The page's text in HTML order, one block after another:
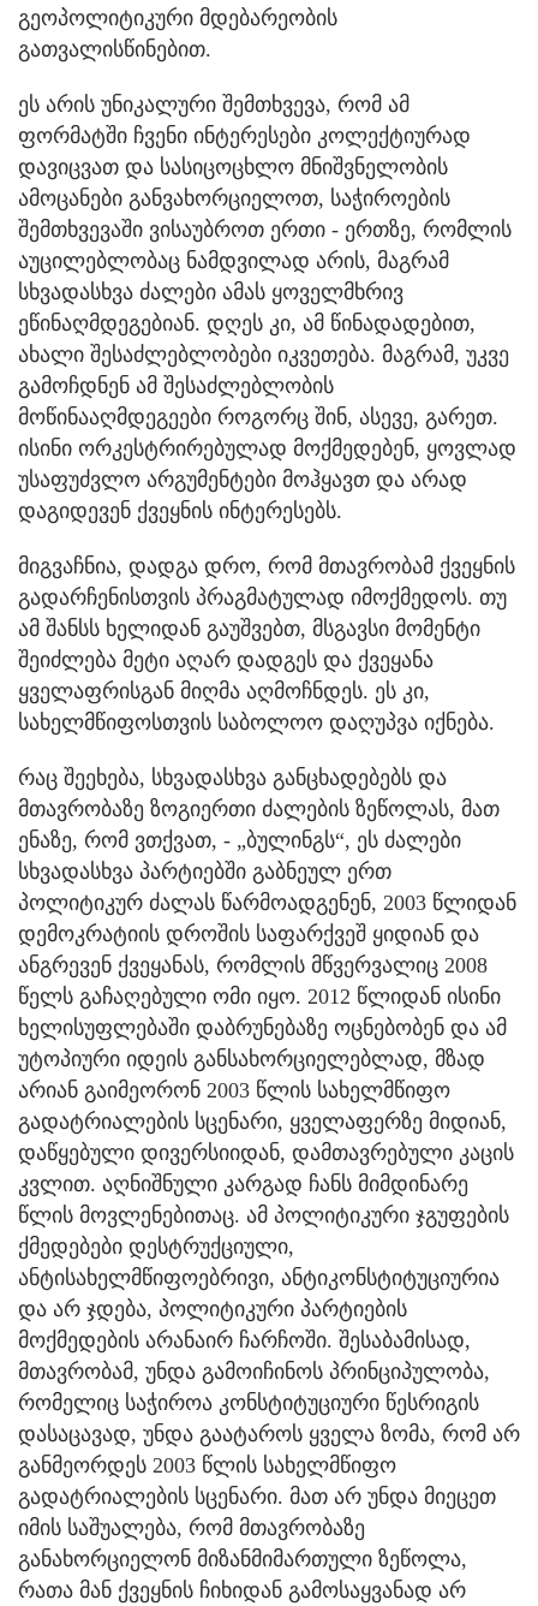
გეოპოლიტიკური მდებარეობის
გათვალისწინებით.
ეს არის უნიკალური შემთხვევა, რომ ამ
ფორმატში ჩვენი ინტერესები კოლექტიურად
დავიცვათ და სასიცოცხლო მნიშვნელობის
ამოცანები განვახორციელოთ, საჭიროების
შემთხვევაში ვისაუბროთ ერთი - ერთზე, რომლის
აუცილებლობაც ნამდვილად არის, მაგრამ
სხვადასხვა ძალები ამას ყოველმხრივ
ეწინაღმდეგებიან. დღეს კი, ამ წინადადებით,
ახალი შესაძლებლობები იკვეთება. მაგრამ, უკვე
გამოჩდნენ ამ შესაძლებლობის
მოწინააღმდეგეები როგორც შინ, ასევე, გარეთ.
ისინი ორკესტრირებულად მოქმედებენ, ყოვლად
უსაფუძვლო არგუმენტები მოჰყავთ და არად
დაგიდევენ ქვეყნის ინტერესებს.
მიგვაჩნია, დადგა დრო, რომ მთავრობამ ქვეყნის
გადარჩენისთვის პრაგმატულად იმოქმედოს. თუ
ამ შანსს ხელიდან გაუშვებთ, მსგავსი მომენტი
შეიძლება მეტი აღარ დადგეს და ქვეყანა
ყველაფრისგან მიღმა აღმოჩნდეს. ეს კი,
სახელმწიფოსთვის საბოლოო დაღუპვა იქნება.
რაც შეეხება, სხვადასხვა განცხადებებს და
მთავრობაზე ზოგიერთი ძალების ზეწოლას, მათ
ენაზე, რომ ვთქვათ, - „ბულინგს“, ეს ძალები
სხვადასხვა პარტიებში გაბნეულ ერთ
პოლიტიკურ ძალას წარმოადგენენ, 2003 წლიდან
დემოკრატიის დროშის საფარქვეშ ყიდიან და
ანგრევენ ქვეყანას, რომლის მწვერვალიც 2008
წელს გაჩაღებული ომი იყო. 2012 წლიდან ისინი
ხელისუფლებაში დაბრუნებაზე ოცნებობენ და ამ
უტოპიური იდეის განსახორციელებლად, მზად
არიან გაიმეორონ 2003 წლის სახელმწიფო
გადატრიალების სცენარი, ყველაფერზე მიდიან,
დაწყებული დივერსიიდან, დამთავრებული კაცის
კვლით. აღნიშნული კარგად ჩანს მიმდინარე
წლის მოვლენებითაც. ამ პოლიტიკური ჯგუფების
ქმედებები დესტრუქციული,
ანტისახელმწიფოებრივი, ანტიკონსტიტუციურია
და არ ჯდება, პოლიტიკური პარტიების
მოქმედების არანაირ ჩარჩოში. შესაბამისად,
მთავრობამ, უნდა გამოიჩინოს პრინციპულობა,
რომელიც საჭიროა კონსტიტუციური წესრიგის
დასაცავად, უნდა გაატაროს ყველა ზომა, რომ არ
განმეორდეს 2003 წლის სახელმწიფო
გადატრიალების სცენარი. მათ არ უნდა მიეცეთ
იმის საშუალება, რომ მთავრობაზე
განახორციელონ მიზანმიმართული ზეწოლა,
რათა მან ქვეყნის ჩიხიდან გამოსაყვანად არ